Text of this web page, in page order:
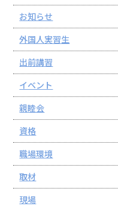
お知らせ
外国人実習生
出前講習
イベント
親睦会
資格
職場環境
取材
現場